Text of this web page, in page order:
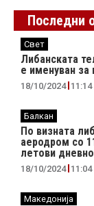
Последни
Свет
Либанската
е именуван
18/10/2024 11:14
Балкан
По визната
аеродром со
летови дневно
18/10/2024 11:04
Македонија